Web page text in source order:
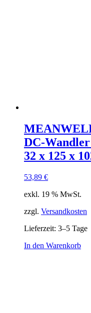
DC-
32 x 125 x
53,89 €
exkl. 19 % MwSt.
zzgl. Versandkosten
Lieferzeit: 3–5 Tage
In den Warenkorb